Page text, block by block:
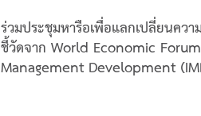
ร่วมประชุมหารือเพื่อแลกเปลี่ยนคว
ชี้วัดจาก World Economic
Management Development